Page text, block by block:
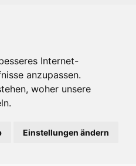
Internet-
anzupassen.
woher unsere
Einstellungen ändern
Es gibt uns auch in